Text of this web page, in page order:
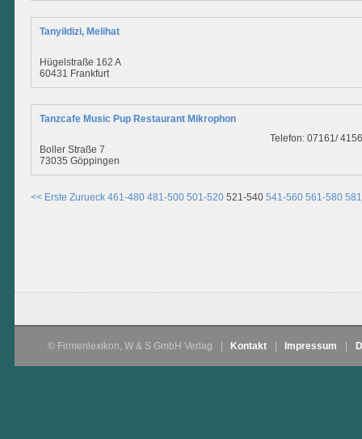
Tanyildizi, Melihat
Hügelstraße 162 A
60431 Frankfurt
Tanzcafe Music Pup Restaurant Mikrophon
Boller Straße 7
73035 Göppingen
Telefon: 07161/
<< Erste Zurueck 461-480 481-500 501-520 521-540 541-560 561-580
© Firmenlexikon, W & S GmbH Verlag Kontakt Impressum